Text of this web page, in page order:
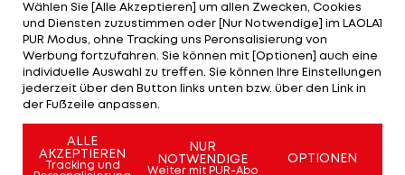
Dazu kommt, dass der Vertrag des Österreichers
2014 ausläuft und er zum Unrestricted Free Agent
wird. Colorado würde seinen Salary-Cap mit
Vaneks Millionenvertrag nicht lange belasten und
für Buffalo werden sich nicht mehr allzu viele
Möglichkeiten ergeben, etwas für den Stürmer zu
Wählen Sie [Alle Akzeptieren] um allen Zwecken, Cookies
und Diensten zuzustimmen oder [Nur Notwendige] im LAOLA1
PUR Modus, ohne Tracking uns Peronsalisierung von
Werbung fortzufahren. Sie können mit [Optionen] auch eine
individuelle Auswahl zu treffen. Sie können Ihre Einstellungen
jederzeit über den Button links unten bzw. über den Link in
der Fußzeile anpassen.
ALLE
AKZEPTIEREN
Tracking und
NUR
NOTWENDIGE
Weiter mit PUR-Abo
OPTIONEN